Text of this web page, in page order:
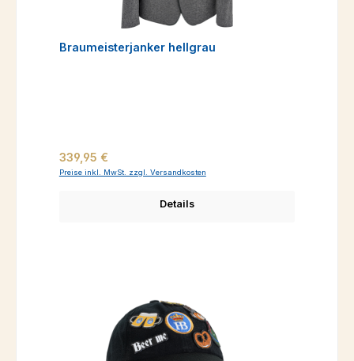
Braumeisterjanker hellgrau
Regulärer Preis:
339,95 €
Preise inkl. MwSt. zzgl. Versandkosten
Details